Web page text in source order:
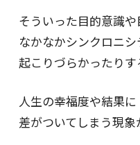
そういった目的意識
なかなかシンクロニシ
起こりづらかったりす
人生の幸福度や結果に
差がついてしまう現象